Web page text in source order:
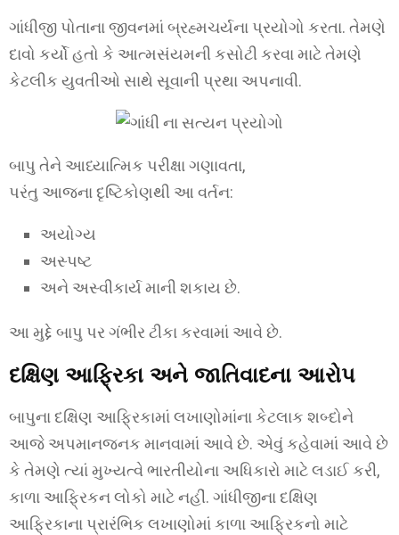
ગાંધીજી પોતાના જીવનમાં બ્રહ્મચર્યના પ્રયોગો કરતા. તેમણે
દાવો કર્યો હતો કે આત્મસંયમની કસોટી કરવા માટે તેમણે
કેટલીક યુવતીઓ સાથે સૂવાની પ્રથા અપનાવી.
બાપુ તેને આધ્યાત્મિક પરીક્ષા ગણાવતા,
પરંતુ આજના દૃષ્ટિકોણથી આ વર્તન:
અયોગ્ય
અસ્પષ્ટ
અને અસ્વીકાર્ય માની શકાય છે.
આ મુદ્દે બાપુ પર ગંભીર ટીકા કરવામાં આવે છે.
દક્ષિણ આફ્રિકા અને જાતિવાદના આરોપ
બાપુના દક્ષિણ આફ્રિકામાં લખાણોમાંના કેટલાક શબ્દોને
આજે અપમાનજનક માનવામાં આવે છે. એવું કહેવામાં આવે છે
કે તેમણે ત્યાં મુખ્યત્વે ભારતીયોના અધિકારો માટે લડાઈ કરી,
કાળા આફ્રિકન લોકો માટે નહીં. ગાંધીજીના દક્ષિણ
આફ્રિકાના પ્રારંભિક લખાણોમાં કાળા આફ્રિકનો માટે